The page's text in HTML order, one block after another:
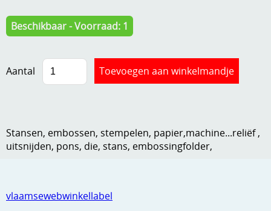
Hechtingsmaterialen
Kleurmateriaal-tekenmateriaal
Leuke versieringen
vlaamsewebwinkellabel
Beschikbaar - Voorraad: 1
Aantal
Stansen, embossen, stempelen, papier,machine...reliëf ,
uitsnijden, pons, die, stans, embossingfolder,